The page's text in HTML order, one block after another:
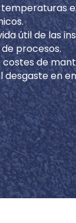
temperaturas
útil de las
procesos.
costes de
desgaste en